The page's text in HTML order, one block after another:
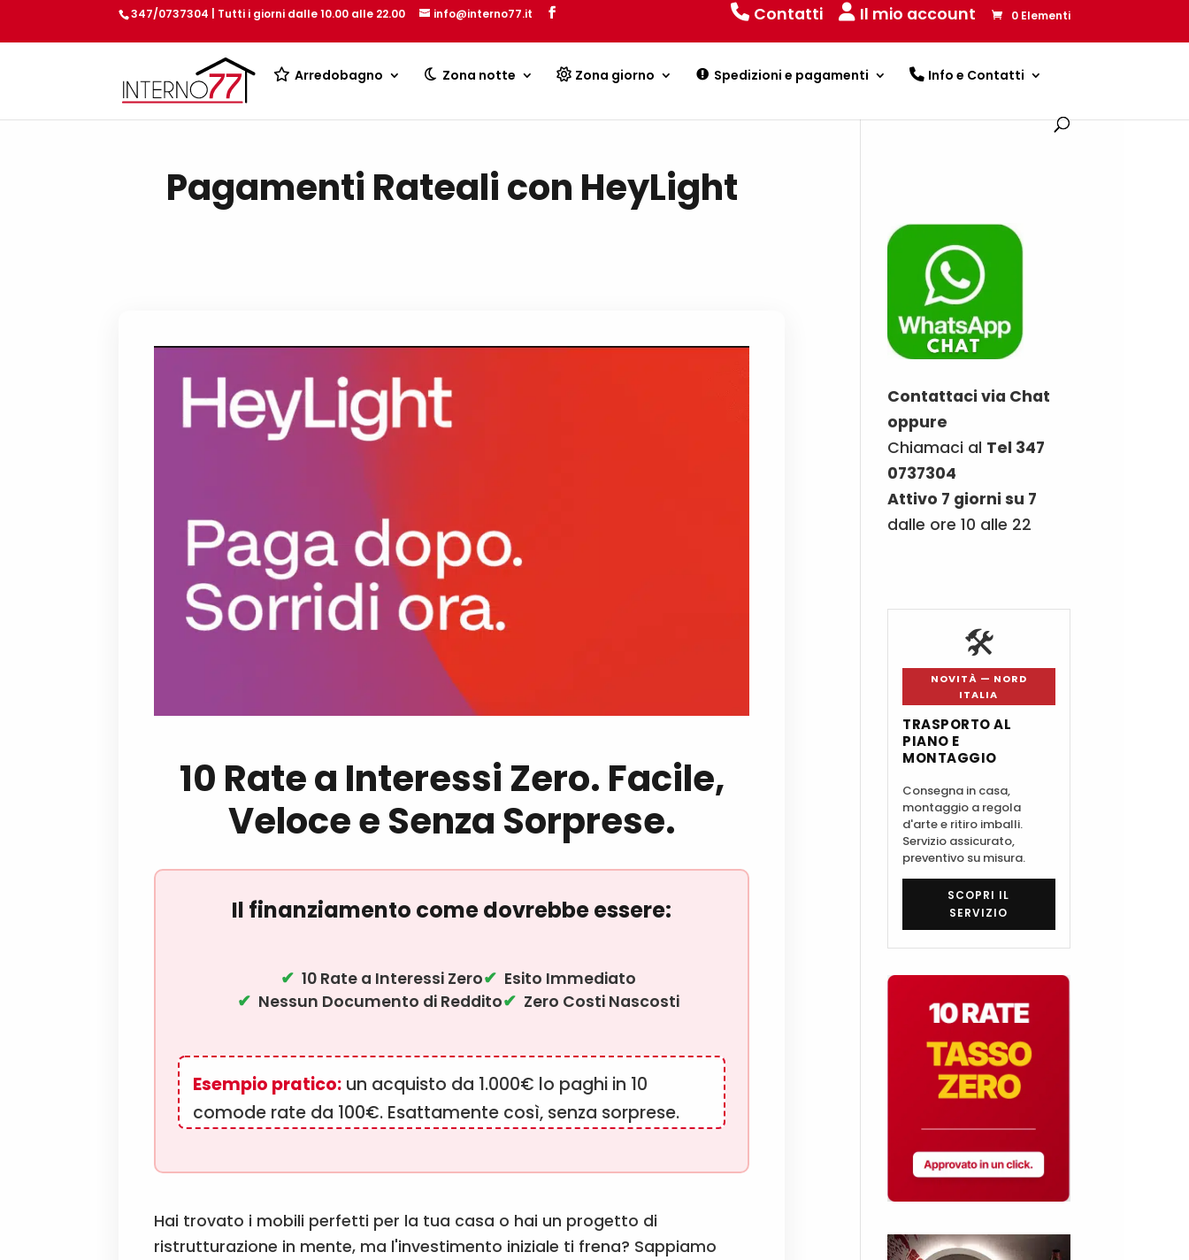
347/0737304 | Tutti i giorni dalle 10.00 alle 22.00 info@interno77.it Contatti Il mio account 0 Elementi
Arredobagno Zona notte Zona giorno Spedizioni e pagamenti Info e Contatti
Products
Pagamenti Rateali con HeyLight
10 Rate a Interessi Zero. Facile,
Veloce e Senza Sorprese.
Il finanziamento come dovrebbe essere:
10 Rate a Interessi Zero
Esito Immediato
Nessun Documento di Reddito
Zero Costi Nascosti
Esempio pratico: un acquisto da 1.000€ lo paghi in 10
comode rate da 100€. Esattamente così, senza sorprese.
Hai trovato i mobili perfetti per la tua casa o hai un progetto di
ristrutturazione in mente, ma l'investimento iniziale ti frena? Sappiamo
Contattaci via Chat
oppure
Chiamaci al Tel 347
0737304
Attivo 7 giorni su 7
dalle ore 10 alle 22
🛠️
NOVITÀ — NORD
ITALIA
TRASPORTO AL
PIANO E
MONTAGGIO
Consegna in casa,
montaggio a regola
d'arte e ritiro imballi.
Servizio assicurato,
preventivo su misura.
SCOPRI IL
SERVIZIO